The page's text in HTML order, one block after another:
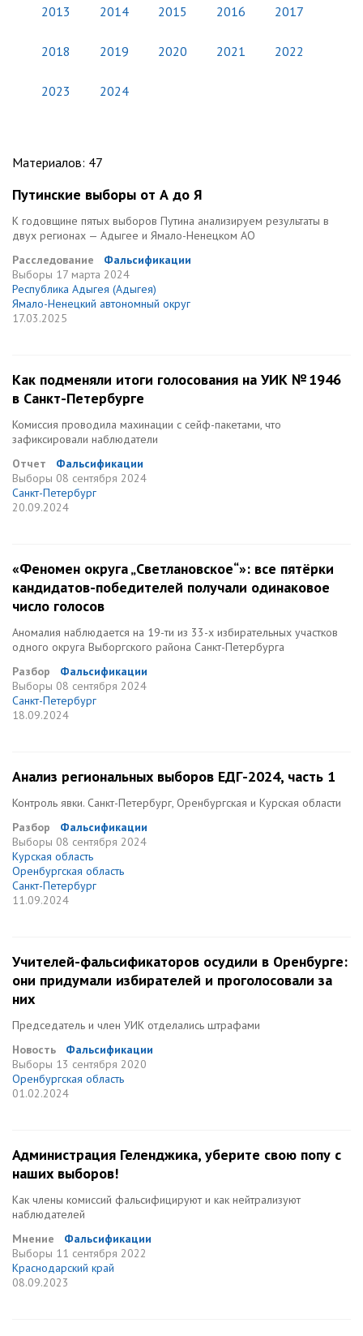
2013 2014 2015 2016 2017
2018 2019 2020 2021 2022
2023 2024
Материалов: 47
Путинские выборы от А до Я
К годовщине пятых выборов Путина анализируем результаты в
двух регионах — Адыгее и Ямало-Ненецком АО
Расследование
Фальсификации
Выборы 17 марта 2024
Республика Адыгея (Адыгея)
Ямало-Ненецкий автономный округ
17.03.2025
Как подменяли итоги голосования на УИК № 1946
в Санкт-Петербурге
Комиссия проводила махинации с сейф-пакетами, что
зафиксировали наблюдатели
Отчет
Фальсификации
Выборы 08 сентября 2024
Санкт-Петербург
20.09.2024
«Феномен округа „Светлановское“»: все пятёрки
кандидатов-победителей получали одинаковое
число голосов
Аномалия наблюдается на 19-ти из 33-х избирательных участков
одного округа Выборгского района Санкт-Петербурга
Разбор
Фальсификации
Выборы 08 сентября 2024
Санкт-Петербург
18.09.2024
Анализ региональных выборов ЕДГ-2024, часть 1
Контроль явки. Санкт-Петербург, Оренбургская и Курская области
Разбор
Фальсификации
Выборы 08 сентября 2024
Курская область
Оренбургская область
Санкт-Петербург
11.09.2024
Учителей-фальсификаторов осудили в Оренбурге:
они придумали избирателей и проголосовали за
них
Председатель и член УИК отделались штрафами
Новость
Фальсификации
Выборы 13 сентября 2020
Оренбургская область
01.02.2024
Администрация Геленджика, уберите свою попу с
наших выборов!
Как члены комиссий фальсифицируют и как нейтрализуют
наблюдателей
Мнение
Фальсификации
Выборы 11 сентября 2022
Краснодарский край
08.09.2023